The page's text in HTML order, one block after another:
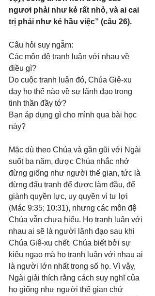
ngươi phải như kẻ rất nhỏ, và ai cai
trị phải như kẻ hầu việc” (câu 26).
Câu hỏi suy ngẫm:
Các môn đệ tranh luận với nhau về
điều gì?
Do cuộc tranh luận đó, Chúa Giê-xu
dạy họ thế nào về sự lãnh đạo trong
tinh thần đầy tớ?
Bạn áp dụng gì cho mình qua bài học
này?
Mặc dù theo Chúa và gần gũi với Ngài
suốt ba năm, được Chúa nhắc nhở
đừng giống như người thế gian, tức là
đừng đấu tranh để được làm đầu, để
giành quyền lực, uy quyền vì tư lợi
(Mác 9:35; 10:31), nhưng các môn đệ
Chúa vẫn chưa hiểu. Họ tranh luận với
nhau ai sẽ là người lãnh đạo sau khi
Chúa Giê-xu chết. Chúa biết bởi sự
kiêu ngạo mà họ tranh luận với nhau ai
là người lớn nhất trong số họ. Vì vậy,
Ngài giải thích rằng cách suy nghĩ của
họ giống như người thế gian chứ